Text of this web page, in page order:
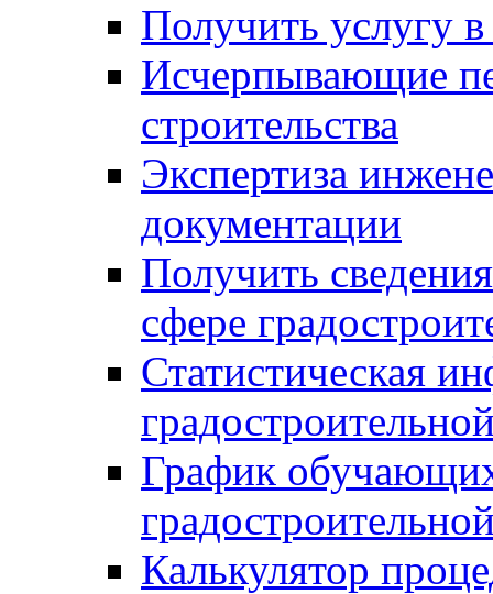
Получить услугу в
Исчерпывающие
строительства
Экспертиза
документации
Получить
сфере
Статистическая
График
Калькулятор